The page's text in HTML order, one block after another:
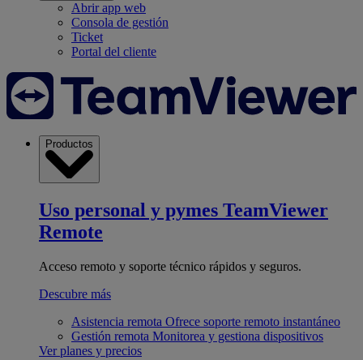
Abrir app web
Consola de gestión
Ticket
Portal del cliente
Productos
Uso personal y pymes TeamViewer
Remote
Acceso remoto y soporte técnico rápidos y seguros.
Descubre más
Asistencia remota Ofrece soporte remoto instantáneo
Gestión remota Monitorea y gestiona dispositivos
Ver planes y precios